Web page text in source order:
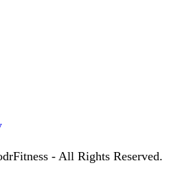
- All Rights Reserved.